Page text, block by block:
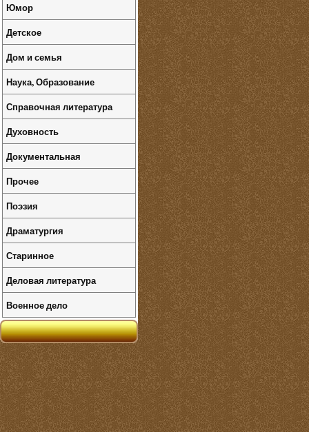
Юмор
Детское
Дом и семья
Наука, Образование
Справочная литература
Духовность
Документальная
Прочее
Поэзия
Драматургия
Старинное
Деловая литература
Военное дело